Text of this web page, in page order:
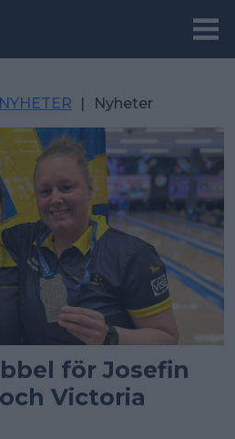
NYHETER | Nyheter
för Josefin
Victoria